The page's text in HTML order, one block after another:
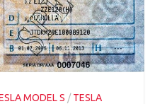
MODEL S /TESLA